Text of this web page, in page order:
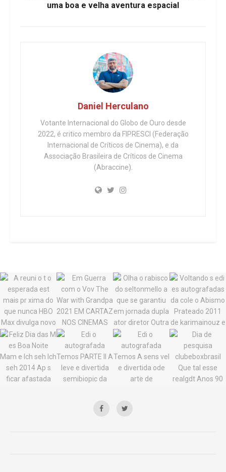
uma boa e velha aventura espacial
Daniel Herculano
Votante Internacional do Globo de Ouro desde
2022, é critico membro da FIPRESCI (Federação
Internacional de Críticos de Cinema), e da
Associação Brasileira de Críticos de Cinema
(Abraccine).